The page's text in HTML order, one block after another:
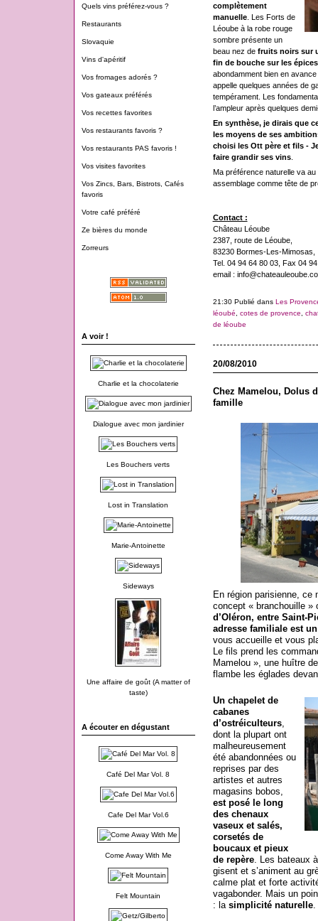
Quels vins préférez-vous ?
Restaurants
Slovaquie
Vins d'apéritif
Vos fromages adorés ?
Vos gateaux préférés
Vos recettes favorites
Vos restaurants favoris ?
Vos restaurants PAS favoris !
Vos visites favorites
Vos Zincs, Bars, Bistrots, Cafés
favoris
Votre café préféré
Ze bières du monde
Zorreurs
A voir !
Charlie et la chocolaterie
Dialogue avec mon jardinier
Les Bouchers verts
Lost in Translation
Marie-Antoinette
Sideways
Une affaire de goût (A matter of
taste)
A écouter en dégustant
Café Del Mar Vol. 8
Cafe Del Mar Vol.6
Come Away With Me
Felt Mountain
complètement
manuelle. Les Forts de
Léoube à la robe rouge
sombre présente un
beau nez de fruits noirs sur
fin de bouche sur les épices
abondamment bien en
appelle quelques années de
tempérament. Les
l’ampleur après quelques
En synthèse, je dirais que
les moyens de ses
choisi les Ott père et fils -
faire grandir ses vins.
Ma préférence naturelle va
assemblage comme tête de
Contact :
Château Léoube
2387, route de Léoube,
83230 Bormes-Les-Mimosas,
Tel. 04 94 64 80 03, Fax 04
email :
21:30 Publié dans Les
léoubé
cotes de provence
de léoube
20/08/2010
Chez Mamelou, Dolus
famille
En région parisienne, ce
concept « branchouille
d’Oléron, entre Saint-
adresse familiale est
vous accueille et vous
Le fils prend les
Mamelou », une huître
flambe les églades
Un chapelet de
cabanes
d’ostréiculteurs,
dont la plupart ont
malheureusement
été abandonnées ou
reprises par des
artistes et autres
magasins bobos,
est posé le long
des chenaux
vaseux et salés,
corsetés de
boucaux et pieux
de repère. Les bateaux
gisent et s’animent au
calme plat et forte
vagabonder. Mais un
: la simplicité naturelle.